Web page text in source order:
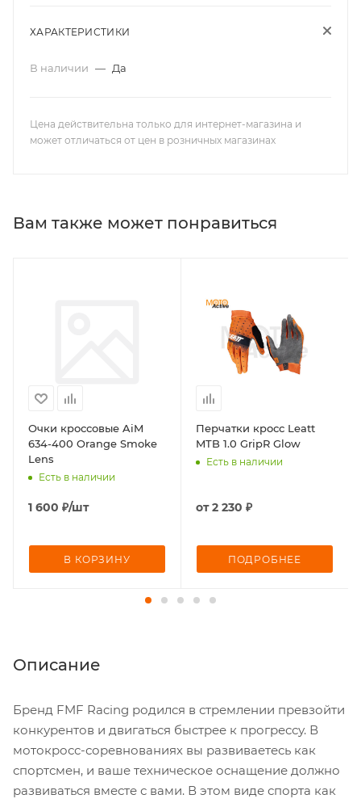
ХАРАКТЕРИСТИКИ
В наличии — Да
Цена действительна только для интернет-магазина и
может отличаться от цен в розничных магазинах
Вам также может понравиться
Очки кроссовые AiM
634-400 Orange Smoke
Lens
Есть в наличии
1 600 ₽/шт
В КОРЗИНУ
Перчатки кросс Leatt
MTB 1.0 GripR Glow
Есть в наличии
от2 230 ₽
ПОДРОБНЕЕ
Описание
Бренд FMF Racing родился в стремлении превзойти
конкурентов и двигаться быстрее к прогрессу. В
мотокросс-соревнованиях вы развиваетесь как
спортсмен, и ваше техническое оснащение должно
развиваться вместе с вами. В этом виде спорта как